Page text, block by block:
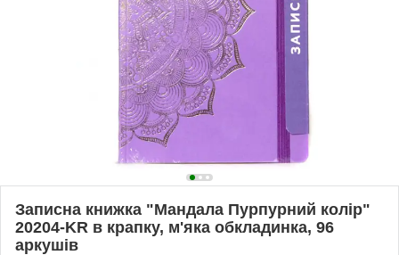
Записна книжка "Мандала Пурпурний колір"
20204-KR в крапку, м'яка обкладинка, 96
аркушів